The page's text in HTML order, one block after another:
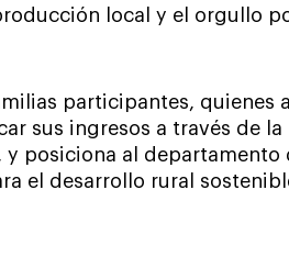
local y el orgullo
participantes, quienes
sus ingresos a través de la
posiciona al departamento
el desarrollo rural